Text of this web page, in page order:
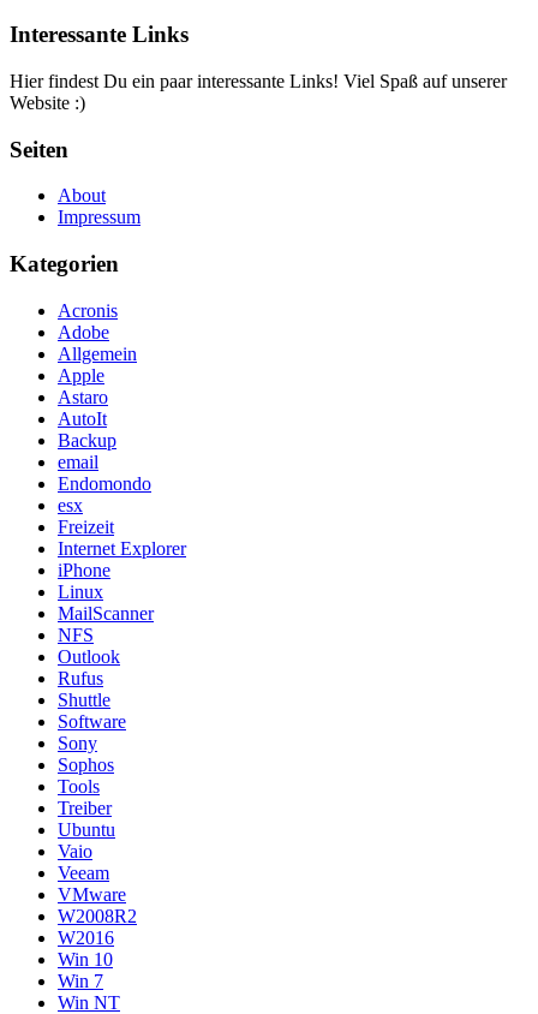
Interessante Links
Hier findest Du ein paar interessante Links! Viel Spaß auf unserer
Website :)
Seiten
About
Impressum
Kategorien
Acronis
Adobe
Allgemein
Apple
Astaro
AutoIt
Backup
email
Endomondo
esx
Freizeit
Internet Explorer
iPhone
Linux
MailScanner
NFS
Outlook
Rufus
Shuttle
Software
Sony
Sophos
Tools
Treiber
Ubuntu
Vaio
Veeam
VMware
W2008R2
W2016
Win 10
Win 7
Win NT